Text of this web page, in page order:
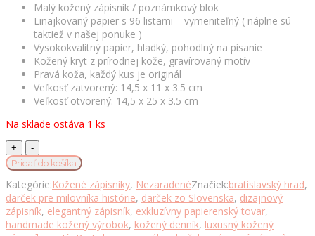
Malý kožený zápisník / poznámkový blok
Linajkovaný papier s 96 listami – vymeniteľný ( náplne sú
taktiež v našej ponuke )
Vysokokvalitný papier, hladký, pohodlný na písanie
Kožený kryt z prírodnej kože, gravírovaný motív
Pravá koža, každý kus je originál
Veľkosť zatvorený: 14,5 x 11 x 3.5 cm
Veľkosť otvorený: 14,5 x 25 x 3.5 cm
Na sklade ostáva 1 ks
Handmade
kožený
zápisník
–
gravírovaný
motív
Bratislava
Pridať do košíka
Kategórie:Kožené zápisníky, NezaradenéZnačiek:bratislavský hrad,
darček pre milovníka histórie, darček zo Slovenska, dizajnový
zápisník, elegantný zápisník, exkluzívny papierenský tovar,
handmade kožený výrobok, kožený denník, luxusný kožený